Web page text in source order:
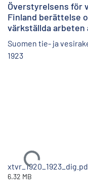
Överstyrelsens för
Finland berättelse
värkställda arbeten
Suomen tie- ja
1923
Ladataan...
6.32 MB